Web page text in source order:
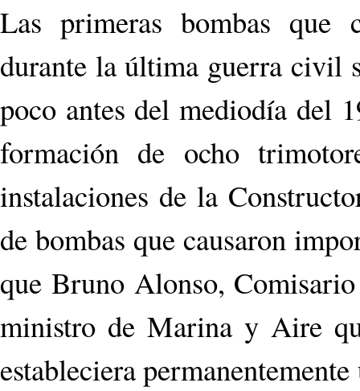
Las primeras bombas que
durante la última guerra civil
poco antes del mediodía del
formación de ocho
instalaciones de la
de bombas que cau­saron
que Bruno Alonso,
ministro de Marina y Aire
estableciera